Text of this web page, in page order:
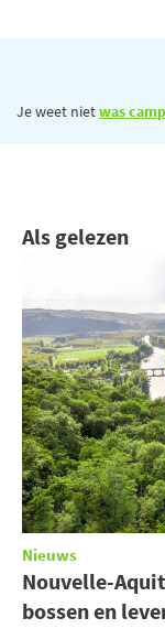
Je weet nietwas
Als gelezen
Nieuws
Nouvelle-
bossen en